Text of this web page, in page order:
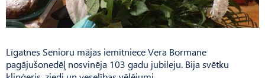
Līgatnes Senioru mājas iemītniece Vera Bormane
pagājušonedēļ nosvinēja 103 gadu jubileju. Bija svētku